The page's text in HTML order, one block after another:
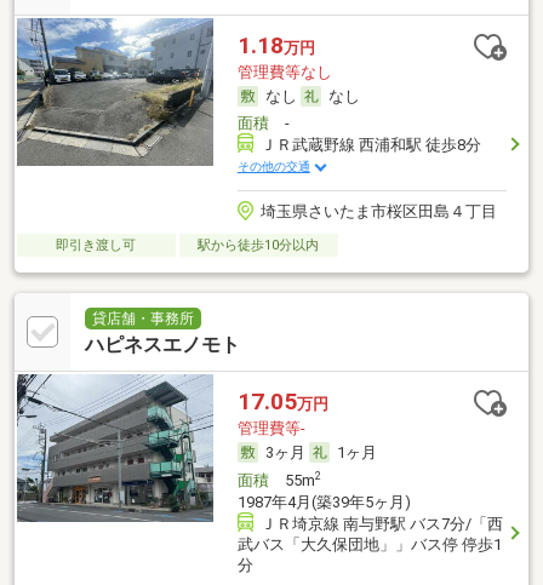
1.18万円
管理費等なし
なし
なし
面積-
ＪＲ武蔵野線 西浦和駅 徒歩8分
その他の交通
埼玉県さいたま市桜区田島４丁目
即引き渡し可 駅から徒歩10分以内
貸店舗・事務所
ハピネスエノモト
17.05万円
管理費等-
3ヶ月
1ヶ月
面積55m2
1987年4月(築39年5ヶ月)
ＪＲ埼京線 南与野駅 バス7分/「西
武バス「大久保団地」」バス停 停歩1
分